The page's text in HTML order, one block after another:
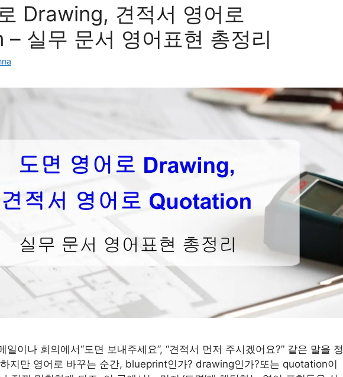
Drawing, 견적서 영어로
실무 문서 영어표현 총정리
일이나 회의에서“도면 보내주세요”, “견적서 먼저 주시겠어요?” 같은 말을 정
지만 영어로 바꾸는 순간, blueprint인가? drawing인가?또는 quotation이